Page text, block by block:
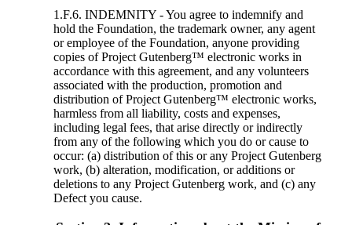
1.F.6. INDEMNITY - You agree to indemnify and
hold the Foundation, the trademark owner, any agent
or employee of the Foundation, anyone providing
copies of Project Gutenberg™ electronic works in
accordance with this agreement, and any volunteers
associated with the production, promotion and
distribution of Project Gutenberg™ electronic works,
harmless from all liability, costs and expenses,
including legal fees, that arise directly or indirectly
from any of the following which you do or cause to
occur: (a) distribution of this or any Project Gutenberg
work, (b) alteration, modification, or additions or
deletions to any Project Gutenberg work, and (c) any
Defect you cause.